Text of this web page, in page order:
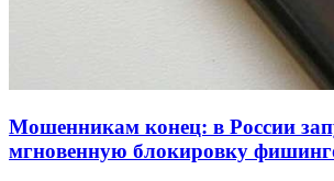
Мошенникам конец: в России
мгновенную блокировку